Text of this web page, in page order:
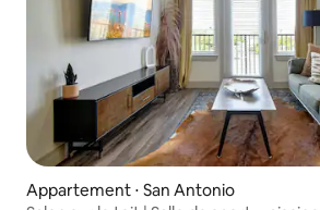
Appartement ⋅ San Antonio